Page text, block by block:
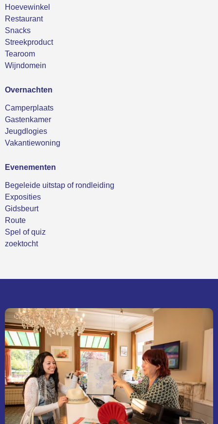
Hoevewinkel
Restaurant
Snacks
Streekproduct
Tearoom
Wijndomein
Overnachten
Camperplaats
Gastenkamer
Jeugdlogies
Vakantiewoning
Evenementen
Begeleide uitstap of rondleiding
Exposities
Gidsbeurt
Route
Spel of quiz
zoektocht